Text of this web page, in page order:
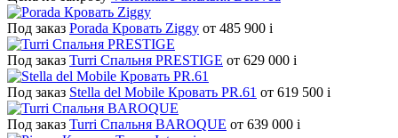
Под заказ Porada Кровать Ziggy от 485 900 i
Под заказ Turri Спальня PRESTIGE от 629 000 i
Под заказ Stella del Mobile Кровать PR.61 от 619 500 i
Под заказ Turri Спальня BAROQUE от 639 000 i